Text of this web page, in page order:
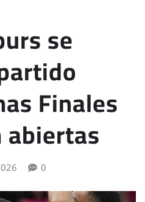
se
Finales
0